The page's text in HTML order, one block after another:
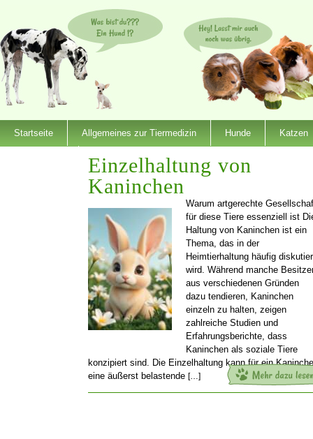
Startseite Allgemeines zur Tiermedizin Hunde Katzen
Einzelhaltung von
Kaninchen
Warum artgerechte
für diese Tiere essenziell ist
Haltung von Kaninchen ist ein
Thema, das in der
Heimtierhaltung häufig
wird. Während manche
aus verschiedenen Gründen
dazu tendieren, Kaninchen
einzeln zu halten, zeigen
zahlreiche Studien und
Erfahrungsberichte, dass
Kaninchen als soziale Tiere
konzipiert sind. Die Einzelhaltung kann für ein
eine äußerst belastende […]